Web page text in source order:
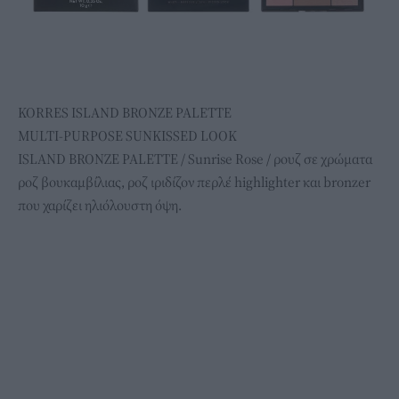
KORRES ISLAND BRONZE PALETTE
MULTI-PURPOSE SUNKISSED LOOK
ISLAND BRONZE PALETTE / Sunrise Rose / ρουζ σε χρώματα
ροζ βουκαμβίλιας, ροζ ιριδίζον περλέ highlighter και bronzer
που χαρίζει ηλιόλουστη όψη.